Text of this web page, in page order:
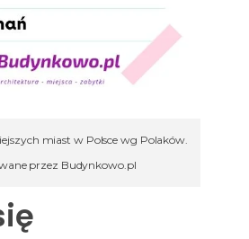
miast w Polsce wg Polaków.
przez Budynkowo.pl